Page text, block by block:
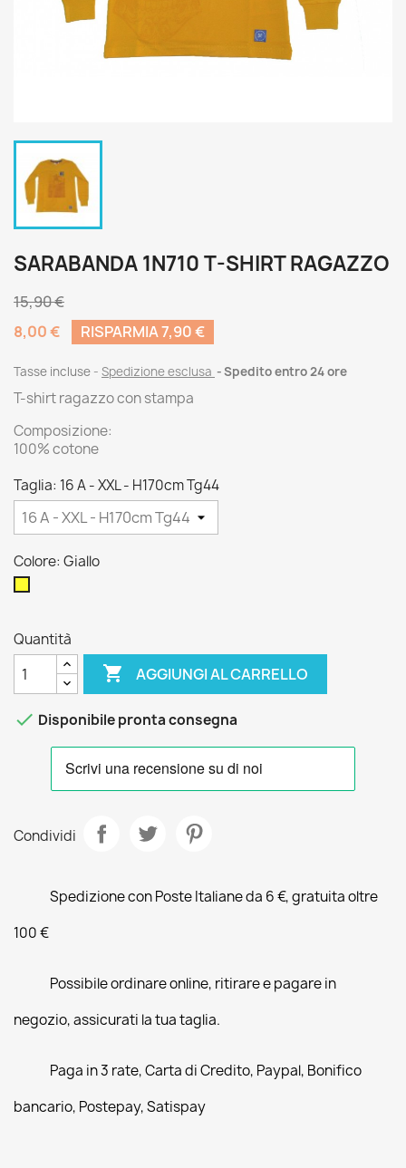
SARABANDA 1N710 T-SHIRT RAGAZZO
15,90 €
8,00 €
RISPARMIA 7,90 €
Tasse incluse Spedizione esclusa Spedito entro 24 ore
T-shirt ragazzo con stampa
Composizione:
100% cotone
Taglia: 16 A - XXL - H170cm Tg44
Colore: Giallo
Quantità
 AGGIUNGI AL CARRELLO
 Disponibile pronta consegna
Condividi
Spedizione con Poste Italiane da 6 €, gratuita oltre
100 €
Possibile ordinare online, ritirare e pagare in
negozio, assicurati la tua taglia.
Paga in 3 rate, Carta di Credito, Paypal, Bonifico
bancario, Postepay, Satispay